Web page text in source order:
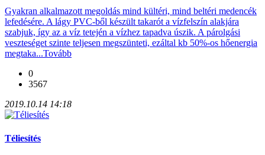
Gyakran alkalmazott megoldás mind kültéri, mind beltéri medencék
lefedésére. A lágy PVC-ből készült takarót a vízfelszín alakjára
szabjuk, így az a víz tetején a vízhez tapadva úszik. A párolgási
veszteséget szinte teljesen megszünteti, ezáltal kb 50%-os hőenergia
megtaka...Tovább
0
3567
2019.10.14 14:18
Téliesítés